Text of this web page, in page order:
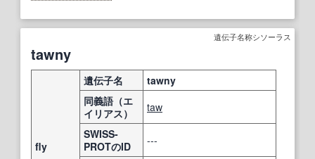
遺伝子名称シソーラス
tawny
fly
遺伝子名
tawny
同義語（エ
イリアス）
taw
SWISS-
PROTのID
---